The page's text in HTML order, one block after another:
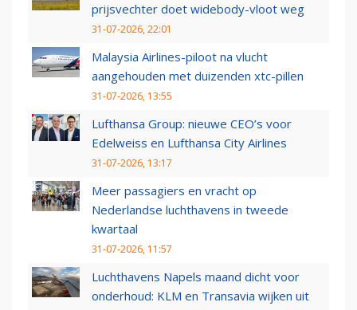
prijsvechter doet widebody-vloot weg
31-07-2026, 22:01
Malaysia Airlines-piloot na vlucht
aangehouden met duizenden xtc-pillen
31-07-2026, 13:55
Lufthansa Group: nieuwe CEO’s voor
Edelweiss en Lufthansa City Airlines
31-07-2026, 13:17
Meer passagiers en vracht op
Nederlandse luchthavens in tweede
kwartaal
31-07-2026, 11:57
Luchthavens Napels maand dicht voor
onderhoud: KLM en Transavia wijken uit